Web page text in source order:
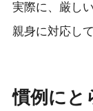
実際に、厳し
親身に対応し
慣例にと